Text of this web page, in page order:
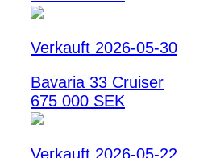
Verkauft 2026-05-30
Bavaria 33 Cruiser
675 000 SEK
Verkauft 2026-05-22